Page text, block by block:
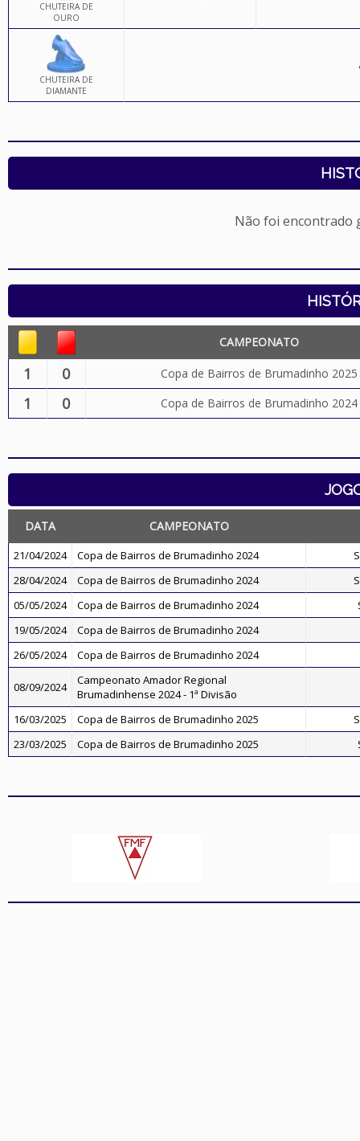
CHUTEIRA DE
OURO
CHUTEIRA DE
DIAMANTE
Não foi encontrado
CAMPEONATO
1 0 Copa de Bairros de Brumadinho 2025
1 0 Copa de Bairros de Brumadinho 2024
DATA CAMPEONATO
21/04/2024 Copa de Bairros de Brumadinho 2024
28/04/2024
Copa de Bairros de Brumadinho 2024
05/05/2024
Copa de Bairros de Brumadinho 2024
19/05/2024
Copa de Bairros de Brumadinho 2024
26/05/2024
Copa de Bairros de Brumadinho 2024
08/09/2024
Campeonato Amador Regional
Brumadinhense 2024 - 1ª Divisão
16/03/2025
Copa de Bairros de Brumadinho 2025
23/03/2025
Copa de Bairros de Brumadinho 2025